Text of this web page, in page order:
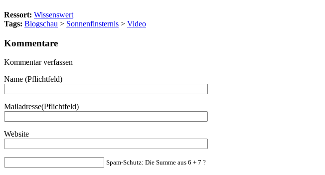
Ressort: Wissenswert
Tags: Blogschau > Sonnenfinsternis > Video
Kommentare
Kommentar verfassen
Name (Pflichtfeld)
Mailadresse(Pflichtfeld)
Website
Spam-Schutz: Die Summe aus 6 + 7 ?